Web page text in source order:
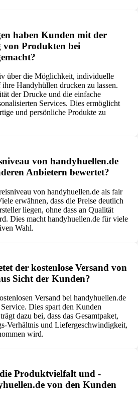
haben Kunden mit der
Produkten bei
über die Möglichkeit, individuelle
Handyhüllen drucken zu lassen.
der Drucke und die einfache
Services. Dies ermöglicht
und persönliche Produkte zu
von handyhuellen.de
Anbietern bewertet?
von handyhuellen.de als fair
erwähnen, dass die Preise deutlich
liegen, ohne dass an Qualität
Dies macht handyhuellen.de für viele
Wahl.
der kostenlose Versand von
Sicht der Kunden?
Versand bei handyhuellen.de
Dies spart den Kunden
dazu bei, dass das Gesamtpaket,
Verhältnis und Liefergeschwindigkeit,
wird.
Produktvielfalt und -
von den Kunden